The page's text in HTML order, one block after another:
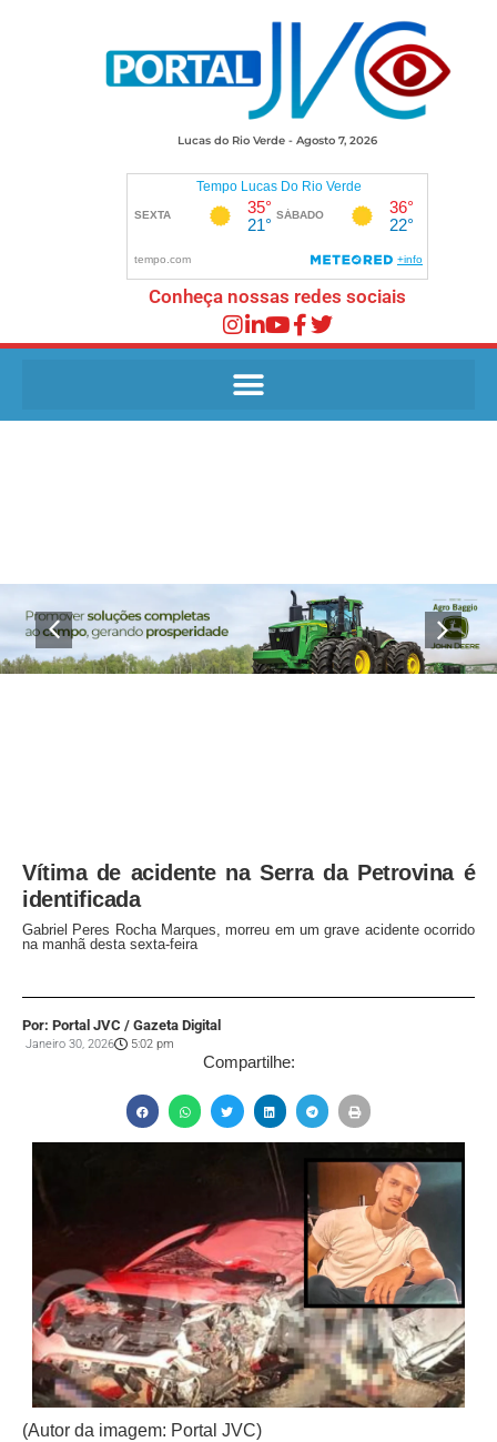
Lucas do Rio Verde - Agosto 7, 2026
Conheça nossas redes sociais
Vítima de acidente na Serra da Petrovina é
identificada
Gabriel Peres Rocha Marques, morreu em um grave acidente ocorrido
na manhã desta sexta-feira
Por: Portal JVC / Gazeta Digital
Janeiro 30, 2026 5:02 pm
Compartilhe:
(Autor da imagem: Portal JVC)